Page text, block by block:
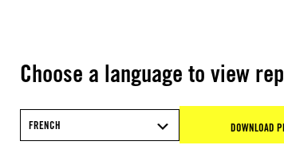
Choose a language to view
FRENCH DOWNLOAD